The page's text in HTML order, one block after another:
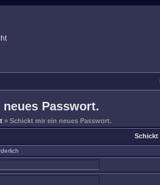
Passwort.
» Schickt mir ein neues Passwort.
Schickt